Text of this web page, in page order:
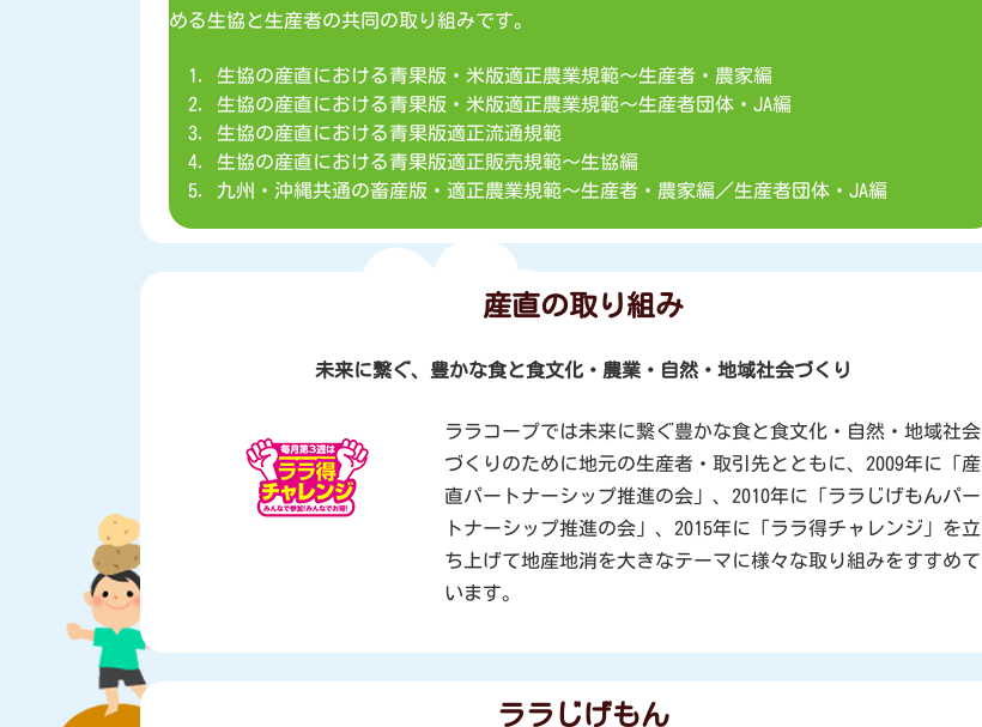
める生協と生産者の共同の取り組みです。
生協の産直における青果版・米版適正農業規範～生産者・農家編
生協の産直における青果版・米版適正農業規範～生産者団体・JA編
生協の産直における青果版適正流通規範
生協の産直における青果版適正販売規範～生協編
九州・沖縄共通の畜産版・適正農業規範～生産者・農家編／生産者団体・JA編
産直の取り組み
未来に繋ぐ、豊かな食と食文化・農業・自然・地域社会づくり
ララコープでは未来に繋ぐ豊かな食と食文化・自然・地域社会
づくりのために地元の生産者・取引先とともに、2009年に「産
直パートナーシップ推進の会」、2010年に「ララじげもんパー
トナーシップ推進の会」、2015年に「ララ得チャレンジ」を立
ち上げて地産地消を大きなテーマに様々な取り組みをすすめて
います。
ララじげもん